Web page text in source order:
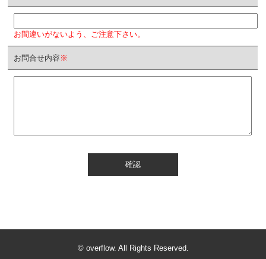
お間違いがないよう、ご注意下さい。
お問合せ内容 ※
確認
© overflow. All Rights Reserved.